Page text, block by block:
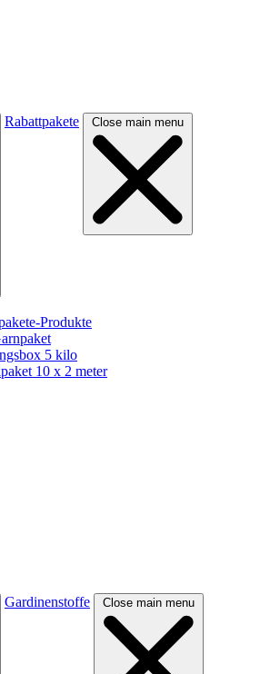
Rabattpakete Close main menu
Produkte
5 kilo
10 x 2 meter
Gardinenstoffe Close main menu